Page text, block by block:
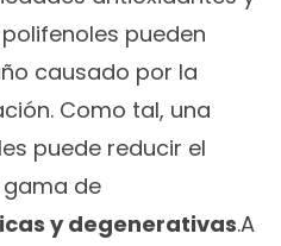
pueden
causado por la
Como tal, una
puede reducir el
de
y degenerativas.A